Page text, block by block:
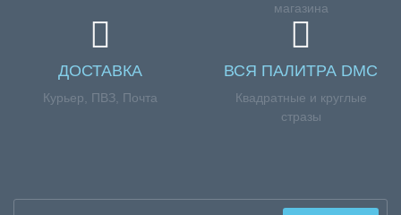
магазина
ДОСТАВКА
Курьер, ПВЗ, Почта
ВСЯ ПАЛИТРА DMC
Квадратные и круглые
стразы